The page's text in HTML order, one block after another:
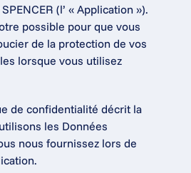
(l’ « Application »).
possible pour que vous
de la protection de vos
lorsque vous utilisez
de confidentialité décrit la
les Données
nous fournissez lors de